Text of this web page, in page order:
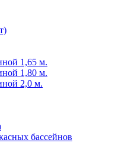
1,65 м.
1,80 м.
2,0 м.
бассейнов